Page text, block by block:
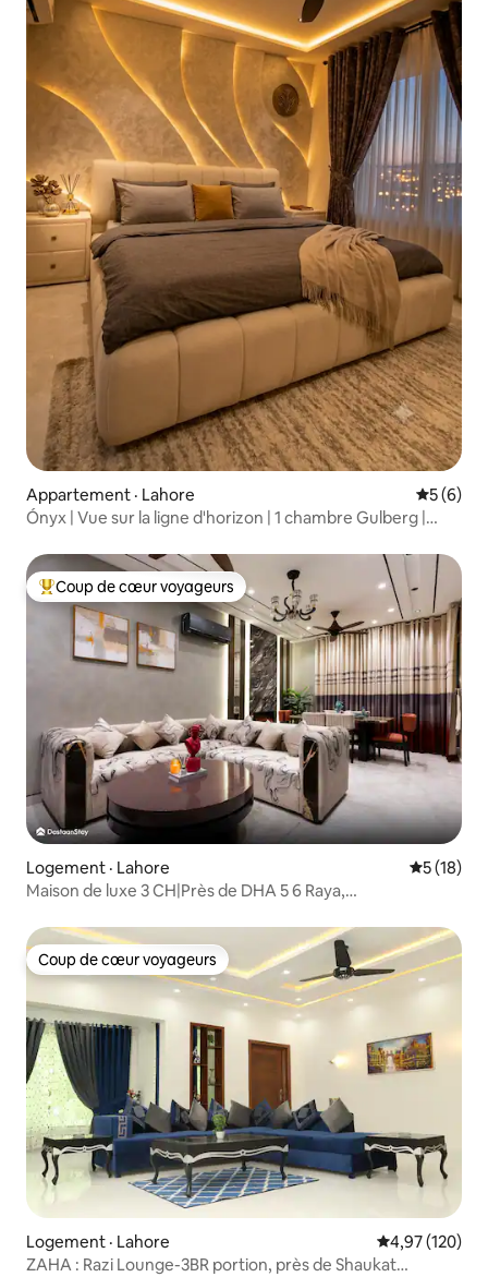
Appartement · Lahore Note
5 (6)
Ónyx | Vue sur la ligne d'horizon | 1 chambre Gulberg |
Coup de cœur voyageurs parmi les plus aimés
Coup de cœur voyageurs
Logement · Lahore Note
5 (18)
Maison de luxe 3 CH|Près de DHA 5 6 Raya,
Coup de cœur voyageurs
Coup de cœur voyageurs
Logement · Lahore Note
4,97 (120)
ZAHA : Razi Lounge-3BR portion, près de Shaukat